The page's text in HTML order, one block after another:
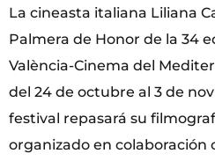
La cineasta italiana Liliana
Palmera de Honor de la 34
València-Cinema del
del 24 de octubre al 3 de
festival repasará su
organizado en colaboración